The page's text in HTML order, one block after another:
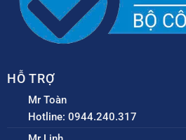
HỖ TRỢ
Mr Toàn
Hotline: 0944.240.317